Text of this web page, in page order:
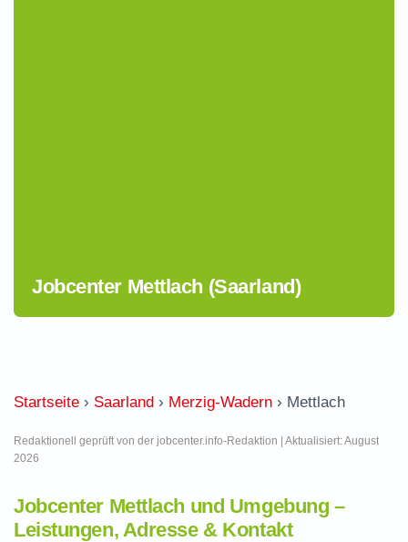
Jobcenter Mettlach (Saarland)
Startseite › Saarland › Merzig-Wadern › Mettlach
Redaktionell geprüft von der jobcenter.info-Redaktion | Aktualisiert: August
2026
Jobcenter Mettlach und Umgebung –
Leistungen, Adresse & Kontakt